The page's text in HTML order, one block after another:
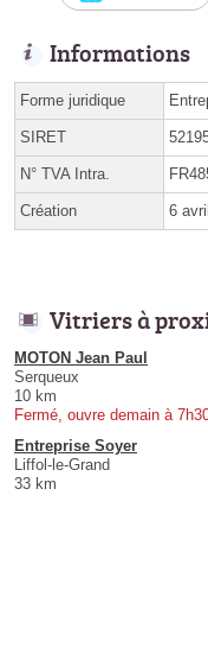
Informations
Forme juridique
SIRET
N° TVA Intra.
Création 6
Vitriers à
MOTON Jean Paul
Serqueux
10 km
Fermé, ouvre demain à
Entreprise Soyer
Liffol-le-Grand
33 km